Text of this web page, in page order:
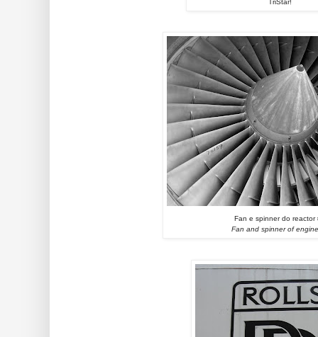
TriStar!
Fan e spinner do reactor
Fan and spinner of